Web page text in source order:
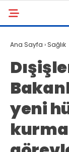
Ana Sayfa › Sağlık
yeni